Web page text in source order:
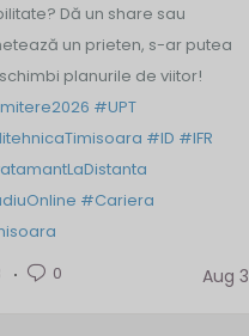
Dă un share sau
un prieten, s-ar putea
planurile de viitor!
#UPT
#ID #IFR
#Cariera
0 Aug 3